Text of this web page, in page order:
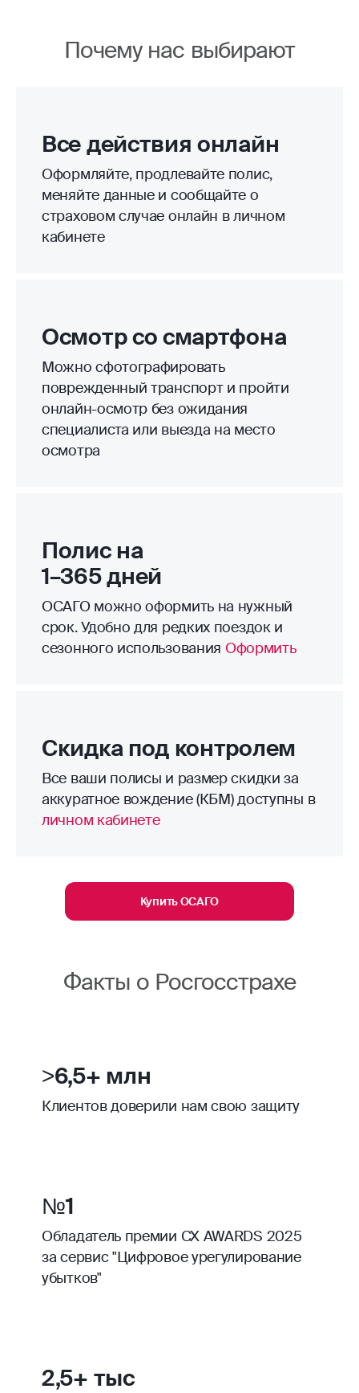
Почему нас выбирают
Все действия онлайн
Оформляйте, продлевайте полис,
меняйте данные и сообщайте о
страховом случае онлайн в личном
кабинете
Осмотр со смартфона
Можно сфотографировать
поврежденный транспорт и пройти
онлайн-осмотр без ожидания
специалиста или выезда на место
осмотра
Полис на
1–365 дней
ОСАГО можно оформить на нужный
срок. Удобно для редких поездок и
сезонного использования Оформить
Скидка под контролем
Все ваши полисы и размер скидки за
аккуратное вождение (КБМ) доступны в
личном кабинете
Купить ОСАГО
Факты о Росгосстрахе
>6,5+ млн
Клиентов доверили нам свою защиту
№1
Обладатель премии CX AWARDS 2025
за сервис "Цифровое урегулирование
убытков"
2,5+ тыс